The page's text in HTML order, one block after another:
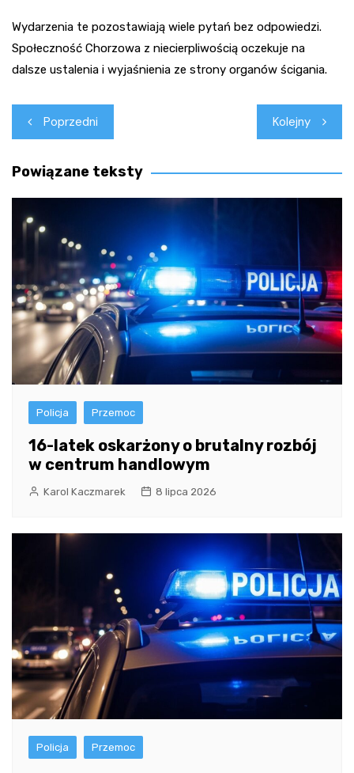
Wydarzenia te pozostawiają wiele pytań bez odpowiedzi.
Społeczność Chorzowa z niecierpliwością oczekuje na
dalsze ustalenia i wyjaśnienia ze strony organów ścigania.
Nawigacja
wpisu
Poprzedni Kolejny
Powiązane teksty
Policja Przemoc
16-latek oskarżony o brutalny rozbój
w centrum handlowym
Karol Kaczmarek 8 lipca 2026
Policja Przemoc